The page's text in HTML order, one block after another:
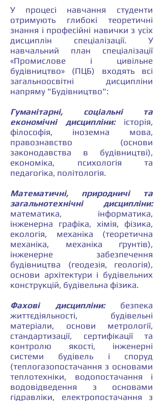
У процесі навчання студенти
отримують глибокі теоретичні
знання і професійні навички з усіх
дисциплін спеціалізації. У
навчальний план спеціалізації
«Промислове і цивільне
будівництво» (ПЦБ) входять всі
загальноосвітні дисципліни
напряму "Будівництво":
Гуманітарні, соціальні та
економічні дисципліни:історія,
філософія, іноземна мова,
правознавство (основи
законодавства в будівництві),
економіка, психологія та
педагогіка, політологія.
Математичні, природничі та
загальнотехнічні дисципліни:
математика, інформатика,
інженерна графіка, хімія, фізика,
екологія, механіка (теоретична
механіка, механіка ґрунтів),
інженерне забезпечення
будівництва (геодезія, геологія),
основи архітектури і будівельних
конструкцій, будівельна фізика.
Фахові дисципліни:безпека
життєдіяльності, будівельні
матеріали, основи метрології,
стандартизації, сертифікації та
контролю якості, інженерні
системи будівель і споруд
(теплогазопостачання з основами
теплотехніки, водопостачання і
водовідведення з основами
гідравліки, електропостачання з